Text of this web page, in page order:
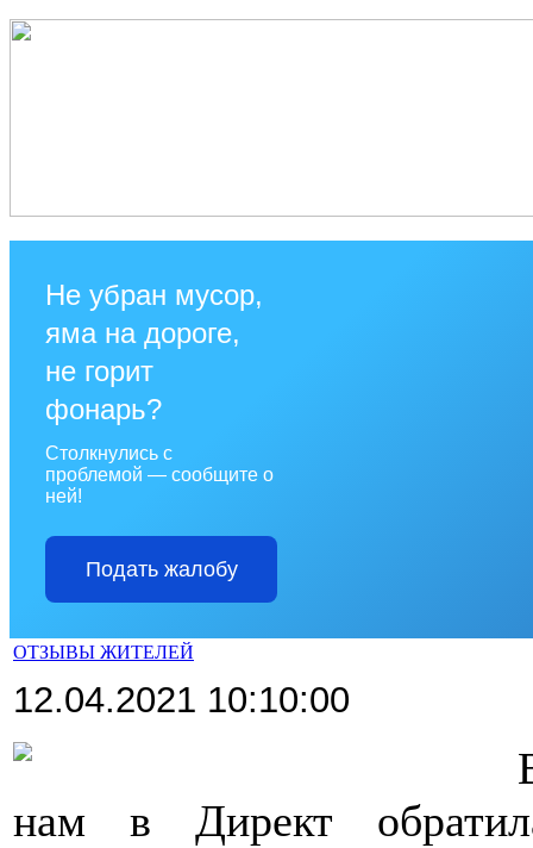
Не убран мусор,
яма на дороге,
не горит
фонарь?
Столкнулись с
проблемой — сообщите о
ней!
Подать жалобу
ОТЗЫВЫ ЖИТЕЛЕЙ
12.04.2021 10:10:00
нам в Директ